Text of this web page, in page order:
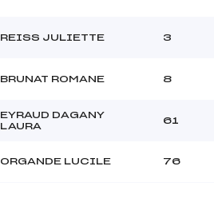
REISS JULIETTE 3
BRUNAT ROMANE 8
EYRAUD DAGANY
LAURA
61
ORGANDE LUCILE 76